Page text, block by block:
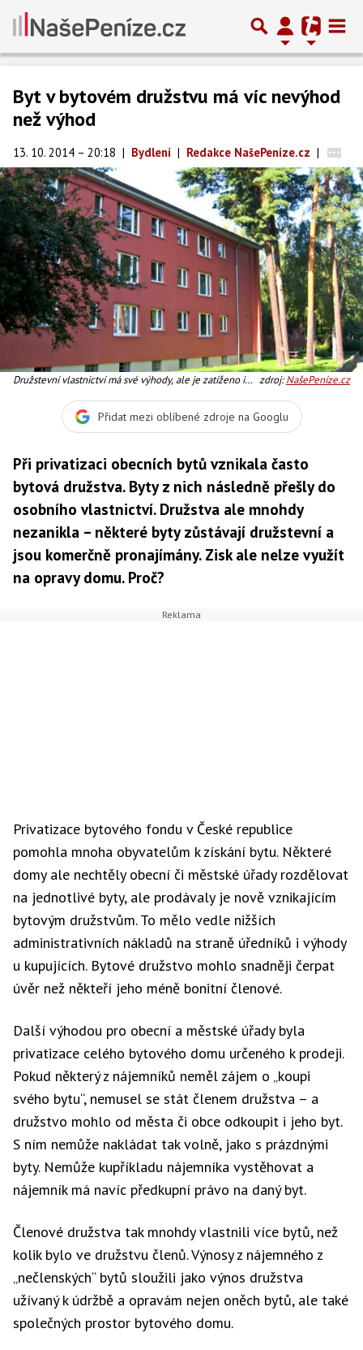
Byt v bytovém družstvu má víc nevýhod
než výhod
13. 10. 2014 – 20:18 | Bydlení | Redakce NašePeníze.cz |
Družstevní vlastnictví má své výhody, ale je zatíženo i
do osobního vlastnictví, jakmile byl splacen úvěr
družstva. Tou hlavní nevýhodou je horší prodejnost a
zdroj:NašePeníze.cz
Přidat mezi oblíbené zdroje na Googlu
Při privatizaci obecních bytů vznikala často
bytová družstva. Byty z nich následně přešly do
osobního vlastnictví. Družstva ale mnohdy
nezanikla – některé byty zůstávají družstevní a
jsou komerčně pronajímány. Zisk ale nelze využít
na opravy domu. Proč?
Privatizace bytového fondu v České republice
pomohla mnoha obyvatelům k získání bytu. Některé
domy ale nechtěly obecní či městské úřady rozdělovat
na jednotlivé byty, ale prodávaly je nově vznikajícím
bytovým družstvům. To mělo vedle nižších
administrativních nákladů na straně úředníků i výhody
u kupujících. Bytové družstvo mohlo snadněji čerpat
úvěr než někteří jeho méně bonitní členové.
Další výhodou pro obecní a městské úřady byla
privatizace celého bytového domu určeného k prodeji.
Pokud některý z nájemníků neměl zájem o „koupi
svého bytu“, nemusel se stát členem družstva – a
družstvo mohlo od města či obce odkoupit i jeho byt.
S ním nemůže nakládat tak volně, jako s prázdnými
byty. Nemůže kupříkladu nájemníka vystěhovat a
nájemník má navíc předkupní právo na daný byt.
Členové družstva tak mnohdy vlastnili více bytů, než
kolik bylo ve družstvu členů. Výnosy z nájemného z
„nečlenských“ bytů sloužili jako výnos družstva
užívaný k údržbě a opravám nejen oněch bytů, ale také
společných prostor bytového domu.